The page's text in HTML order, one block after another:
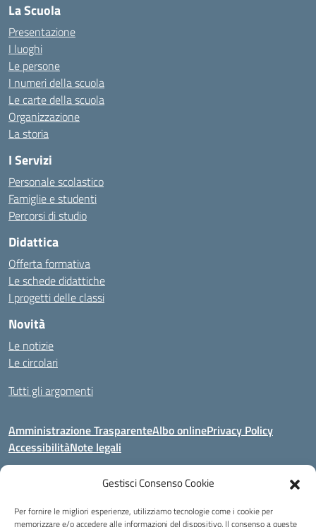
Gestisci Consenso Cookie
Per fornire le migliori esperienze, utilizziamo tecnologie come i cookie per
memorizzare e/o accedere alle informazioni del dispositivo. Il consenso a queste
La Scuola
Presentazione
I luoghi
Le persone
I numeri della scuola
Le carte della scuola
Organizzazione
La storia
I Servizi
Personale scolastico
Famiglie e studenti
Percorsi di studio
Didattica
Offerta formativa
Le schede didattiche
I progetti delle classi
Novità
Le notizie
Le circolari
Tutti gli argomenti
Amministrazione TrasparenteAlbo onlinePrivacy Policy
AccessibilitàNote legali
Centralino:0828 955033 Email:saic8be00q@istruzione.it